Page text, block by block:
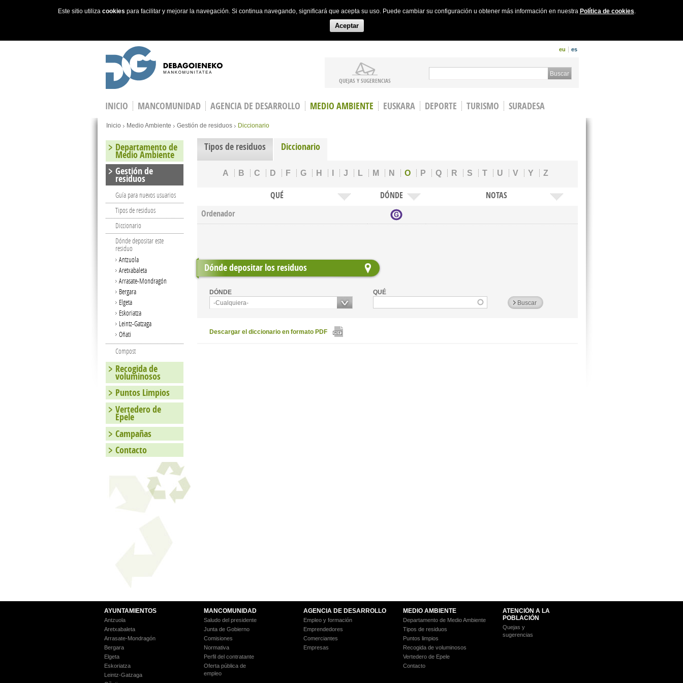
Este sitio utiliza cookies para facilitar y mejorar la navegación. Si continua navegando, significará que acepta su uso. Puede cambiar su configuración u obtener más información en nuestra Política de cookies.
Aceptar
eu es
QUEJAS Y SUGERENCIAS
Search form
INICIO MANCOMUNIDAD AGENCIA DE DESARROLLO MEDIO AMBIENTE EUSKARA DEPORTE TURISMO
SURADESA
You are here
Inicio Medio Ambiente Gestión de residuos Diccionario
Tipos de residuos Diccionario
A B C D F G H J L M N O P Q R S T U V Y Z
QUÉ DÓNDE
NOTAS
Ordenador
Dónde depositar los residuos
DÓNDE
-Cualquiera-
QUÉ
Descargar el diccionario en formato PDF
Departamento de
Medio Ambiente
Gestión de
residuos
Guía para nuevos usuarios
Tipos de residuos
Diccionario
Dónde depositar este
residuo
Antzuola
Aretxabaleta
Arrasate-Mondragón
Bergara
Elgeta
Eskoriatza
Leintz-Gatzaga
Oñati
Compost
Recogida de
voluminosos
Puntos Limpios
Vertedero de
Epele
Campañas
Contacto
AYUNTAMIENTOS
Antzuola
Aretxabaleta
Arrasate-Mondragón
Bergara
Elgeta
Eskoriatza
Leintz-Gatzaga
MANCOMUNIDAD
Saludo del presidente
Junta de Gobierno
Comisiones
Normativa
Perfil del contratante
Oferta pública de
empleo
AGENCIA DE DESARROLLO
Empleo y formación
Emprendedores
Comerciantes
Empresas
MEDIO AMBIENTE
Departamento de Medio Ambiente
Tipos de residuos
Puntos limpios
Recogida de voluminosos
Vertedero de Epele
Contacto
ATENCIÓN A LA
POBLACIÓN
Quejas y
sugerencias